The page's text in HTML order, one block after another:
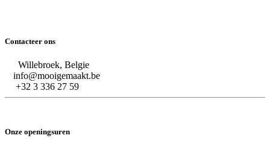
Contacteer ons
Willebroek, Belgie
info@mooigemaakt.be
+32 3 336 27 59
Onze openingsuren